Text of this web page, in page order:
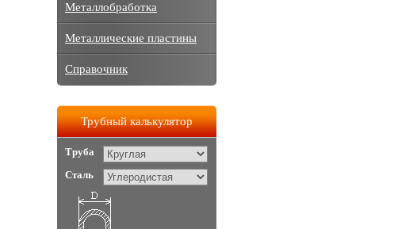
Металлобработка
Металлические пластины
Справочник
Трубный калькулятор
Труба
Сталь